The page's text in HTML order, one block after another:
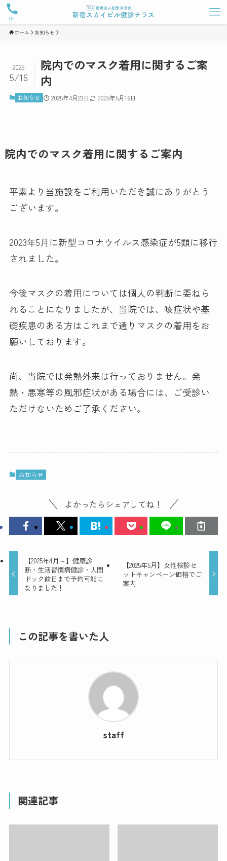
TEL
ホーム お知らせ
院内でのマスク着用に関するご案
内
2025
5/16
お知らせ 2025年4月23日 2025年5月16日
院内でのマスク着用に関するご案内
平素より当施設をご利用いただき誠にありがとう
ございます。
2023年5月に新型コロナウイルス感染症が5類に移行
されました。
今後マスクの着用については個人の判断に委ねら
れることになりましたが、当院では、咳症状や基
礎疾患のある方はこれまで通りマスクの着用をお
願いしております。
尚、当院では発熱外来は行っておりません。発
熱・悪寒等の風邪症状がある場合には、ご受診い
ただけないためご了承ください。
お知らせ
よかったらシェアしてね！
【2025年4月～】健康診
断・生活習慣病健診・人間
ドック前日まで予約可能に
なりました！
【2025年5月】女性検診セ
ットキャンペーン価格でご
案内
この記事を書いた人
staff
関連記事